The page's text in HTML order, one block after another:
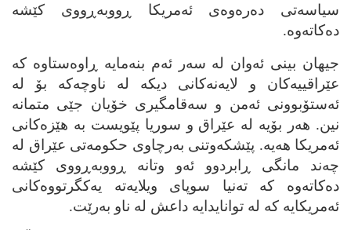
سیاسه‌تی ده‌ره‌وه‌ی ئه‌مریکا ڕووبه‌ڕووی کێشه‌
ده‌کاته‌وه‌.
جیهان بینی ئه‌وان له‌ سه‌ر ئه‌م بنه‌مایه‌ ڕاوه‌ستاوه‌ که‌
عێراقییه‌کان و لایه‌نه‌کانی دیکه‌ له‌ ناوچه‌که‌ بۆ له‌
ئه‌ستۆبوونی ئه‌من و سه‌قامگیری خۆیان جێی متمانه‌
نین. هه‌ر بۆیه‌ له‌ عێراق و سوریا پێویست به‌ هێزه‌کانی
ئه‌مریکا هه‌یه‌. پێشکه‌وتنی به‌رچاوی حکومه‌تی عێراق له‌
چه‌ند مانگی ڕابردوو ئه‌و وتانه‌ ڕووبه‌ڕووی کێشه‌
ده‌کاته‌وه‌ که‌ ته‌نیا سوپای ویلایه‌ته‌ یه‌کگرتووه‌کانی
ئه‌مریکایه‌ که‌ له‌ توانایدایه‌ داعش له‌ ناو به‌رێت.